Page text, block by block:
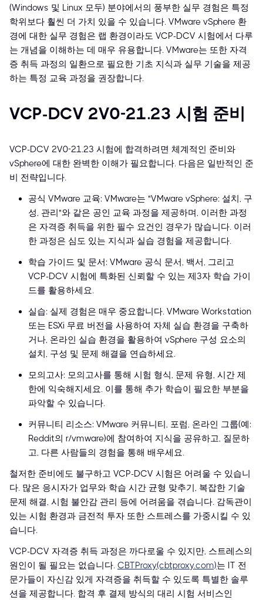
(Windows 및 Linux 모두) 분야에서의 풍부한 실무 경험은 특정
학위보다 훨씬 더 가치 있을 수 있습니다. VMware vSphere 환
경에 대한 실무 경험은 랩 환경이라도 VCP-DCV 시험에서 다루
는 개념을 이해하는 데 매우 유용합니다. VMware는 또한 자격
증 취득 과정의 일환으로 필요한 기초 지식과 실무 기술을 제공
하는 특정 교육 과정을 권장합니다.
VCP-DCV 2V0-21.23 시험 준비
VCP-DCV 2V0-21.23 시험에 합격하려면 체계적인 준비와
vSphere에 대한 완벽한 이해가 필요합니다. 다음은 일반적인 준
비 전략입니다.
공식 VMware 교육: VMware는 "VMware vSphere: 설치, 구
성, 관리"와 같은 공인 교육 과정을 제공하며, 이러한 과정
은 자격증 취득을 위한 필수 요건인 경우가 많습니다. 이러
한 과정은 심도 있는 지식과 실습 경험을 제공합니다.
학습 가이드 및 문서: VMware 공식 문서, 백서, 그리고
VCP-DCV 시험에 특화된 신뢰할 수 있는 제3자 학습 가이
드를 활용하세요.
실습: 실제 경험은 매우 중요합니다. VMware Workstation
또는 ESXi 무료 버전을 사용하여 자체 실습 환경을 구축하
거나, 온라인 실습 환경을 활용하여 vSphere 구성 요소의
설치, 구성 및 문제 해결을 연습하세요.
모의고사: 모의고사를 통해 시험 형식, 문제 유형, 시간 제
한에 익숙해지세요. 이를 통해 추가 학습이 필요한 부분을
파악할 수 있습니다.
커뮤니티 리소스: VMware 커뮤니티, 포럼, 온라인 그룹(예:
Reddit의 r/vmware)에 참여하여 지식을 공유하고, 질문하
고, 다른 사람들의 경험을 통해 배우세요.
철저한 준비에도 불구하고 VCP-DCV 시험은 어려울 수 있습니
다. 많은 응시자가 업무와 학습 시간 균형 맞추기, 복잡한 기술
문제 해결, 시험 불안감 관리 등에 어려움을 겪습니다. 감독관이
있는 시험 환경과 금전적 투자 또한 스트레스를 가중시킬 수 있
습니다.
VCP-DCV 자격증 취득 과정은 까다로울 수 있지만, 스트레스의
원인이 될 필요는 없습니다. CBTProxy(cbtproxy.com)는 IT 전
문가들이 자신감 있게 자격증을 취득할 수 있도록 특별한 솔루
션을 제공합니다. 합격 후 결제 방식의 대리 시험 서비스인